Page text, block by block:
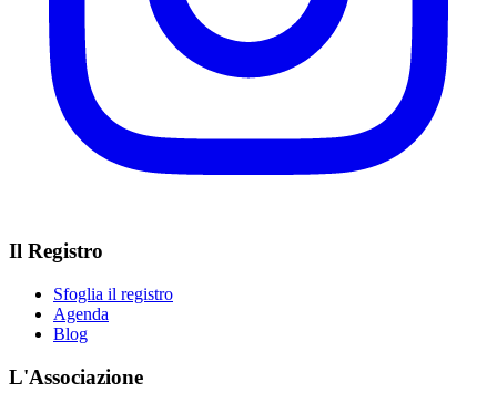
Il Registro
Sfoglia il registro
Agenda
Blog
L'Associazione